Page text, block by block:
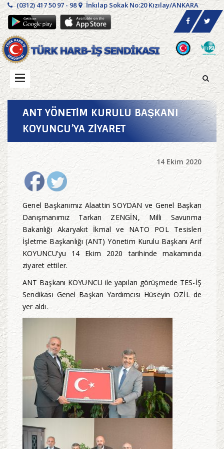
(0312) 417 50 97 - 98 İnkılap Sokak No:20 Kızılay/ANKARA
ANT YÖNETİM KURULU BAŞKANI
KOYUNCU’YA ZİYARET
14 Ekim 2020
Genel Başkanımız Alaattin SOYDAN ve Genel Başkan
Danışmanımız Tarkan ZENGİN, Milli Savunma
Bakanlığı Akaryakıt İkmal ve NATO POL Tesisleri
İşletme Başkanlığı (ANT) Yönetim Kurulu Başkanı Arif
KOYUNCU’yu 14 Ekim 2020 tarihinde makamında
ziyaret ettiler.
ANT Başkanı KOYUNCU ile yapılan görüşmede TES-İŞ
Sendikası Genel Başkan Yardımcısı Hüseyin OZİL de
yer aldı.